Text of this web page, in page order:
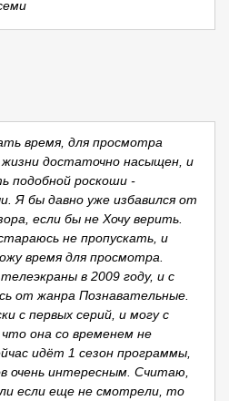
время, для просмотра
достаточно насыщен, и
подобной роскоши -
Я бы давно уже избавился от
если бы не Хочу верить.
не пропускать, и
время для просмотра.
в 2009 году, и с
от жанра Познавательные.
с первых серий, и могу с
она со временем не
идёт 1 сезон программы,
очень интересным. Считаю,
если еще не смотрели, то